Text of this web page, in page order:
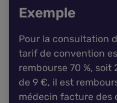
Exemple
Pour la consultation
tarif de convention
rembourse 70 %,
de 9 €, il est
médecin facture des